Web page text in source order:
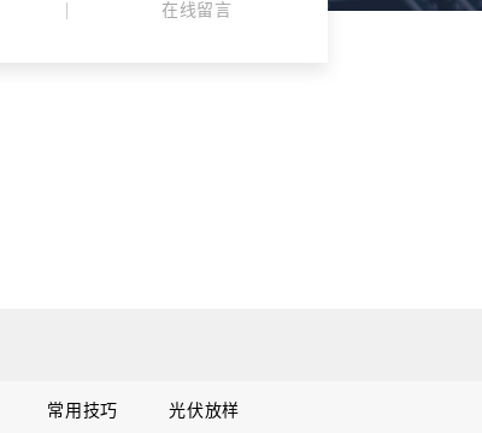
在线留言
常用技巧 光伏放样